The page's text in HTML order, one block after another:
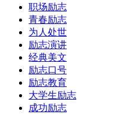
职场励志
青春励志
为人处世
励志演讲
经典美文
励志口号
励志教育
大学生励志
成功励志